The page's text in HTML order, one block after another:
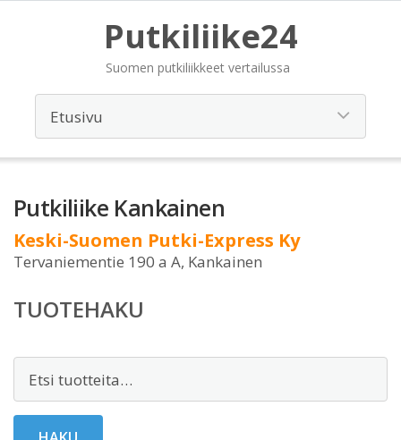
Putkiliike24
Suomen putkiliikkeet vertailussa
Putkiliike Kankainen
Keski-Suomen Putki-Express Ky
Tervaniementie 190 a A, Kankainen
TUOTEHAKU